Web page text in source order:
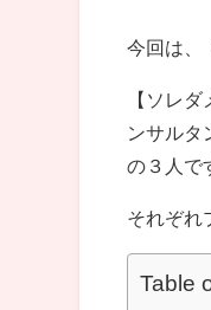
今回は、
【ソレ
ンサルタ
の３人で
それぞれ
Table